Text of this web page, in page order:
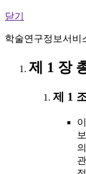
닫기
학술연구정보서비
제 1 장
제 1